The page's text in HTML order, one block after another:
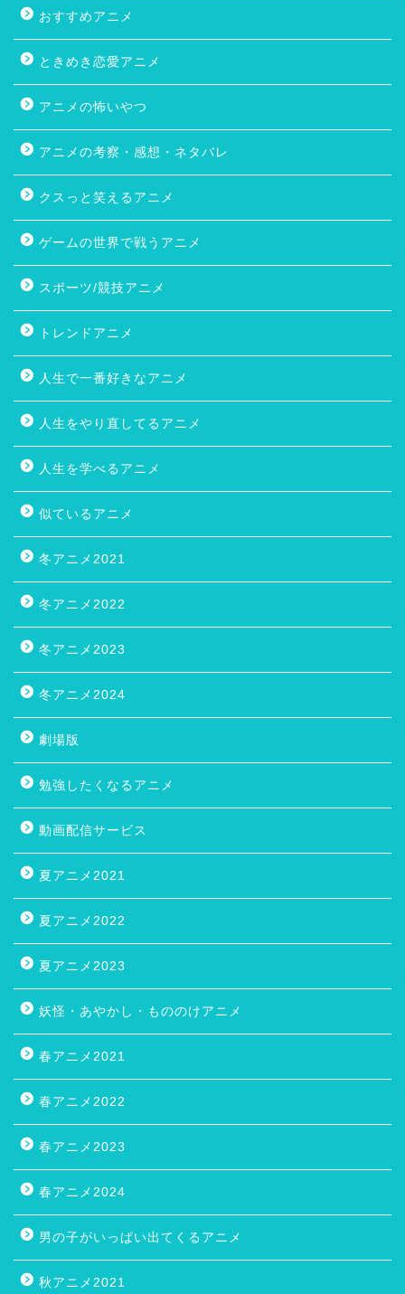
おすすめアニメ
ときめき恋愛アニメ
アニメの怖いやつ
アニメの考察・感想・ネタバレ
クスっと笑えるアニメ
ゲームの世界で戦うアニメ
スポーツ/競技アニメ
トレンドアニメ
人生で一番好きなアニメ
人生をやり直してるアニメ
人生を学べるアニメ
似ているアニメ
冬アニメ2021
冬アニメ2022
冬アニメ2023
冬アニメ2024
劇場版
勉強したくなるアニメ
動画配信サービス
夏アニメ2021
夏アニメ2022
夏アニメ2023
妖怪・あやかし・もののけアニメ
春アニメ2021
春アニメ2022
春アニメ2023
春アニメ2024
男の子がいっぱい出てくるアニメ
秋アニメ2021